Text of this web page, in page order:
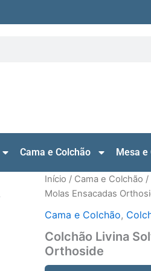
Cama e Colchão Mesa e
Início / Cama e Colchão /
Molas Ensacadas
Cama e Colchão,
Colchão Livina
Orthoside